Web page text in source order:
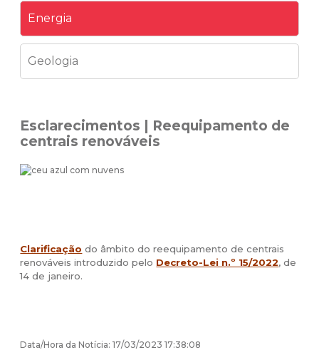
Energia
Geologia
Esclarecimentos | Reequipamento de
centrais renováveis
Clarificação do âmbito do reequipamento de centrais
renováveis introduzido pelo Decreto-Lei n.º 15/2022, de
14 de janeiro.
Data/Hora da Notícia: 17/03/2023 17:38:08